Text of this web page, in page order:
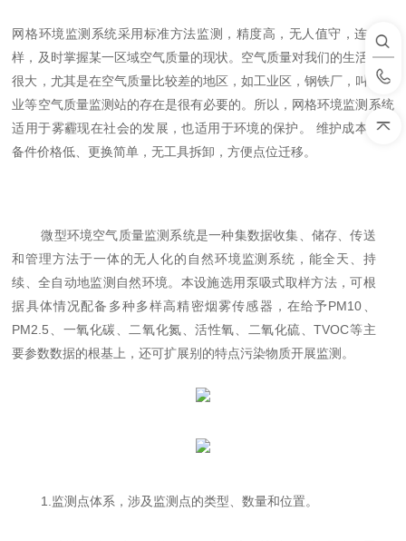
网格环境监测系统采用标准方法监测，精度高，无人值守，连续取
样，及时掌握某一区域空气质量的现状。空气质量对我们的生活影响
很大，尤其是在空气质量比较差的地区，如工业区，钢铁厂，叫做行
业等空气质量监测站的存在是很有必要的。所以，网格环境监测系统
适用于雾霾现在社会的发展，也适用于环境的保护。
维护成本低，
备件价格低、更换简单，无工具拆卸，方便点位迁移。
微型环境空气质量监测系统是一种集数据收集、储存、传送
和管理方法于一体的无人化的自然环境监测系统，能全天、持
续、全自动地监测自然环境。本设施选用泵吸式取样方法，可根
据具体情况配备多种多样高精密烟雾传感器，在给予PM10、
PM2.5、一氧化碳、二氧化氮、活性氧、二氧化硫、TVOC等主
要参数数据的根基上，还可扩展别的特点污染物质开展监测。
1.监测点体系，涉及监测点的类型、数量和位置。